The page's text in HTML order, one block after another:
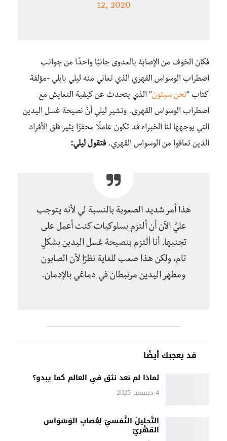
12, 2020
فكان الخوف من الإصابة بالعدوى جانبًا واحدًا من جوانب
اضطراب الوسواس القهري الذي تعاني منه ليلي بايلي -مؤلفة
كتاب “نحن سيئون” الذي يتحدث عن كيفية التعايش مع
اضطراب الوسواس القهري. وتشير ليلي أنّ نصيحة غسل اليدين
التي يوجهها لنا الخبراء قد تكون عاملًا محفزًا يثير قلق الأفراد
الذين تعافوا من الوسواس القهري.فتقول ليلي:
هذا أمر شديد الصعوبة بالنسبة لي لأنه يتوجب
عليَّ الآن أن ألتزم بسلوكيات كنت أعمل على
تجنبها. أنا ألتزم بنصيحة غسل اليدين بشكلٍ
تام، ولكن هذا صعب للغاية نظرًا لأن الصابون
ومطهر اليدين مرتبطان في دماغي بالإدمان.
قد يعجبك أيضًا
لماذا لم نعد نثق في العالم كما يبدو؟
4 ديسمبر 2025
التَّحليلُ النَّفسيّ لِعُصابِ الوَسْوَاس
القهْريّ